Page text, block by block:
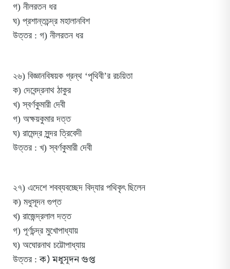
গ) নীলরতন ধর
ঘ) প্রশান্তচন্দ্র মহালানবিশ
উত্তর : গ) নীলরতন ধর
২৬) বিজ্ঞানবিষয়ক গ্রন্থ ‘পৃথিবী’র রচয়িতা
ক) দেবেন্দ্রনাথ ঠাকুর
খ) স্বর্ণকুমারী দেবী
গ) অক্ষয়কুমার দত্ত
ঘ) রামেন্দ্র সুন্দর ত্রিবেদী
উত্তর : খ) স্বর্ণকুমারী দেবী
২৭) এদেশে শবব্যবচ্ছেদ বিদ্যার পথিকৃৎ ছিলেন
ক) মধুসূদন গুপ্ত
খ) রাজেন্দ্রলাল দত্ত
গ) পূর্ণচন্দ্র মুখোপাধ্যায়
ঘ) অঘোরনাথ চট্টোপাধ্যায়
উত্তর :ক) মধুসূদন গুপ্ত